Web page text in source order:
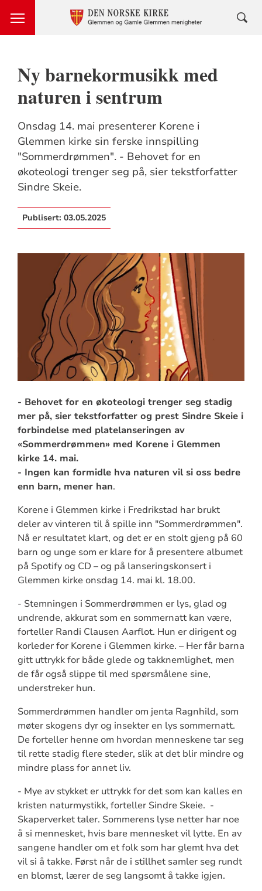
Ny barnekormusikk med
naturen i sentrum
Onsdag 14. mai presenterer Korene i
Glemmen kirke sin ferske innspilling
"Sommerdrømmen". - Behovet for en
økoteologi trenger seg på, sier tekstforfatter
Sindre Skeie.
Publisert: 03.05.2025
- Behovet for en økoteologi trenger seg stadig
mer på, sier tekstforfatter og prest Sindre Skeie i
forbindelse med platelanseringen av
«Sommerdrømmen» med Korene i Glemmen
kirke 14. mai.
- Ingen kan formidle hva naturen vil si oss bedre
enn barn, mener han.
Korene i Glemmen kirke i Fredrikstad har brukt
deler av vinteren til å spille inn "Sommerdrømmen".
Nå er resultatet klart, og det er en stolt gjeng på 60
barn og unge som er klare for å presentere albumet
på Spotify og CD – og på lanseringskonsert i
Glemmen kirke onsdag 14. mai kl. 18.00.
- Stemningen i Sommerdrømmen er lys, glad og
undrende, akkurat som en sommernatt kan være,
forteller Randi Clausen Aarflot. Hun er dirigent og
korleder for Korene i Glemmen kirke. – Her får barna
gitt uttrykk for både glede og takknemlighet, men
de får også slippe til med spørsmålene sine,
understreker hun.
Sommerdrømmen handler om jenta Ragnhild, som
møter skogens dyr og insekter en lys sommernatt.
De forteller henne om hvordan menneskene tar seg
til rette stadig flere steder, slik at det blir mindre og
mindre plass for annet liv.
- Mye av stykket er uttrykk for det som kan kalles en
kristen naturmystikk, forteller Sindre Skeie. -
Skaperverket taler. Sommerens lyse netter har noe
å si mennesket, hvis bare mennesket vil lytte. En av
sangene handler om et folk som har glemt hva det
vil si å takke. Først når de i stillhet samler seg rundt
en blomst, lærer de seg langsomt å takke igjen.